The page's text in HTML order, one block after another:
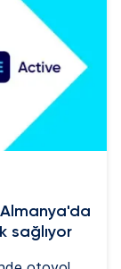
sağlıyor